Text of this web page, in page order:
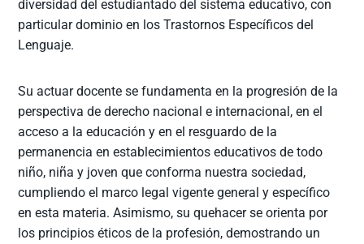
diversidad del estudiantado del sistema educativo, con
particular dominio en los Trastornos Específicos del
Lenguaje.
Su actuar docente se fundamenta en la progresión de la
perspectiva de derecho nacional e internacional, en el
acceso a la educación y en el resguardo de la
permanencia en establecimientos educativos de todo
niño, niña y joven que conforma nuestra sociedad,
cumpliendo el marco legal vigente general y específico
en esta materia. Asimismo, su quehacer se orienta por
los principios éticos de la profesión, demostrando un